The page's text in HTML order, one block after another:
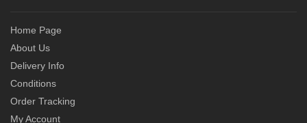
Home Page
About Us
Delivery Info
Conditions
Order Tracking
My Account